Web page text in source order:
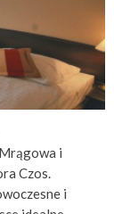
i
Czos.
i